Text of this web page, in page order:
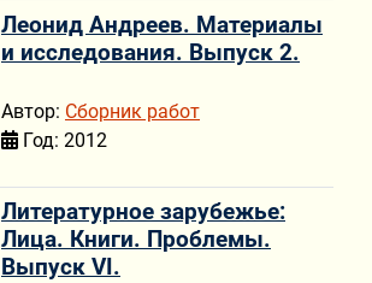
Леонид Андреев. Материалы
и исследования. Выпуск 2.
Автор: Сборник работ
Год: 2012
Литературное зарубежье:
Лица. Книги. Проблемы.
Выпуск VI.